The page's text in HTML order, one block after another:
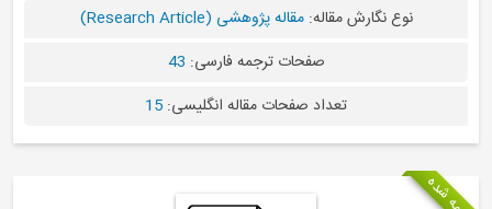
نگارش مقاله:مقاله پژوهشی (Research Article)
صفحات ترجمه فارسی:43
تعداد صفحات مقاله انگلیسی: 15